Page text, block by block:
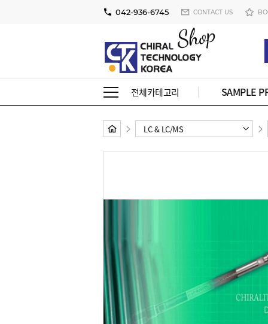
042-936-6745 CONTACT US
전체카테고리 SAMPLE
LC & LC/MS